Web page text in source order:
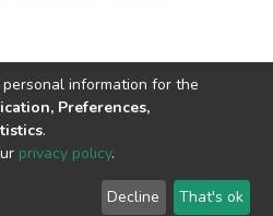
and Folklore
information for the
Preferences,
.
privacy policy.
Decline That's ok